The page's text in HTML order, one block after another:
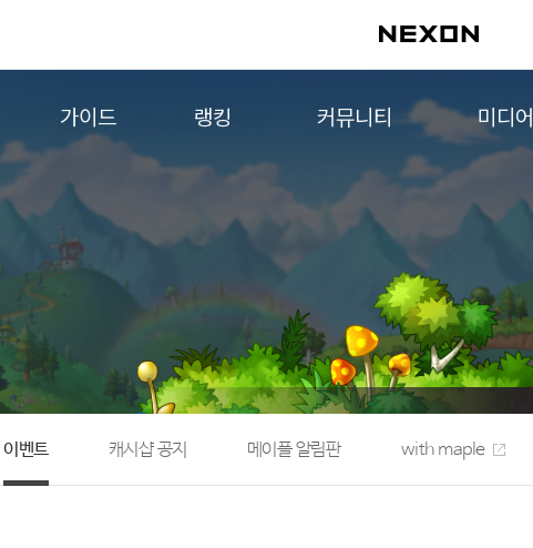
가이드
게임정보
직업소개
확률형 아이템
NEXON NOW
랭킹
컨텐츠 랭킹
커뮤니티
자유게시판
메이플 아트
메이플스토리 파트너스
AI Style Finder
미니게임
커뮤니티 아카이브
미디어
영상
이벤트 캐시샵 공지 메이플 알림판 with maple